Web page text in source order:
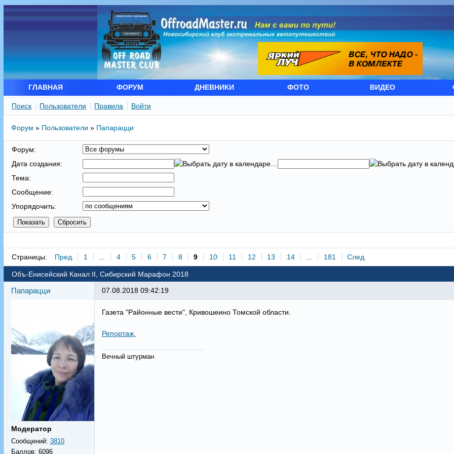
ГЛАВНАЯ ФОРУМ ДНЕВНИКИ ФОТО ВИДЕО
Поиск Пользователи Правила Войти
Форум » Пользователи » Папарацци
Форум:
Дата создания:
Тема:
Сообщение:
Упорядочить:
Страницы: Пред. 1 ... 4 5 6 7 8 9 10 11 12 13 14 ... 181 След.
Объ-Енисейский Канал II, Сибирский Марафон 2018
Папарацци
Модератор
Сообщений: 3810
Баллов: 6096
07.08.2018 09:42:19
Газета "Районные вести", Кривошеино Томской области.
Репортаж.
Вечный штурман